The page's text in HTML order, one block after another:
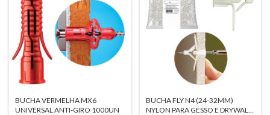
BUCHA VERMELHA MX6
UNIVERSAL ANTI-GIRO 1000UN
BUCHA FLY N4 (24-32MM)
NYLON PARA GESSO E DRYWALL